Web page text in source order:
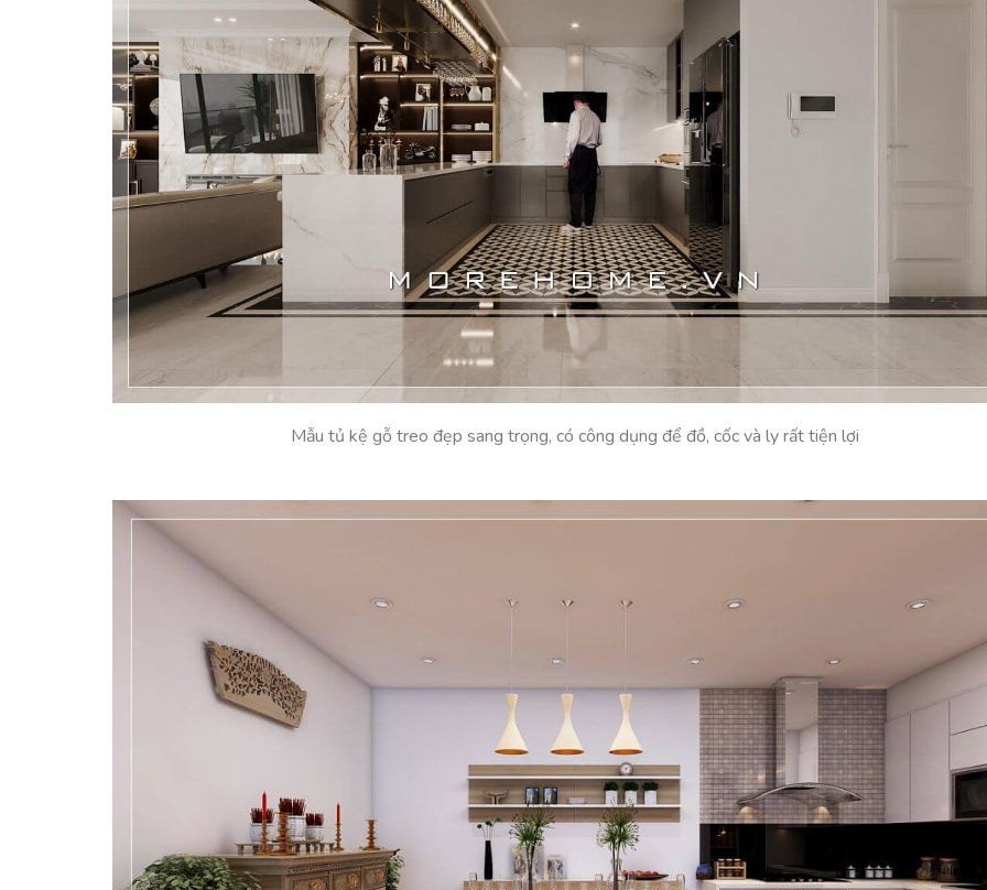
Mẫu tủ kệ gỗ treo đẹp sang trọng, có công dụng để đồ, cốc và ly rất tiện lợi